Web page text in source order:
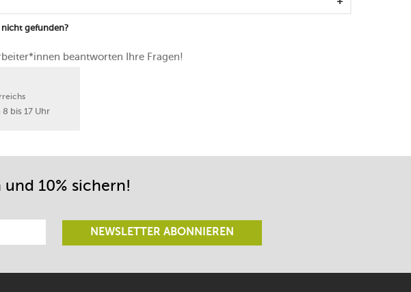
gefunden?
beantworten Ihre Fragen!
bis 17 Uhr
10% sichern!
NEWSLETTER ABONNIEREN